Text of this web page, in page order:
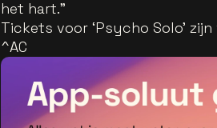
het hart.”
Tickets voor ‘Psycho Solo’
^AC